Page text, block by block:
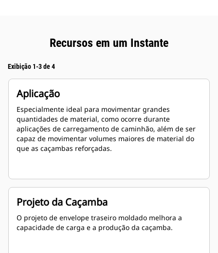
Recursos em um Instante
Exibição 1-3 de 4
Aplicação
Especialmente ideal para movimentar grandes
quantidades de material, como ocorre durante
aplicações de carregamento de caminhão, além de ser
capaz de movimentar volumes maiores de material do
que as caçambas reforçadas.
Projeto da Caçamba
O projeto de envelope traseiro moldado melhora a
capacidade de carga e a produção da caçamba.